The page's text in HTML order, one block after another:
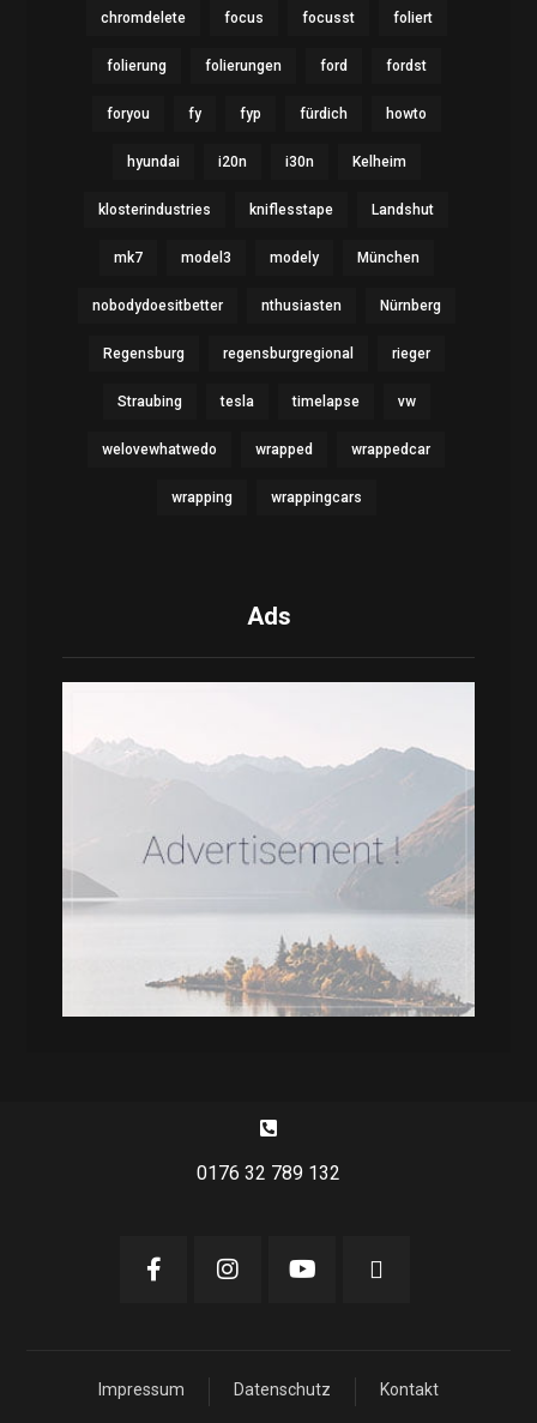
chromdelete focus focusst foliert
folierung folierungen ford fordst
foryou fy fyp fürdich howto
hyundai i20n i30n Kelheim
klosterindustries kniflesstape Landshut
mk7 model3 modely München
nobodydoesitbetter nthusiasten Nürnberg
Regensburg regensburgregional rieger
Straubing tesla timelapse vw
welovewhatwedo wrapped wrappedcar
wrapping wrappingcars
Ads
0176 32 789 132
Kontakt
Datenschutz
Impressum